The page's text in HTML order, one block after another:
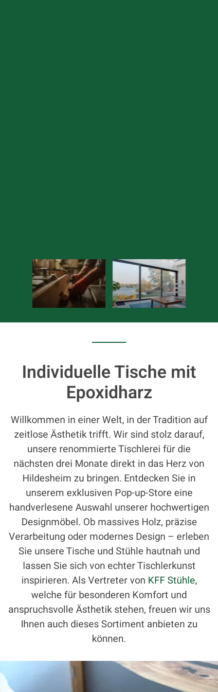
Individuelle Tische mit
Epoxidharz
Willkommen in einer Welt, in der Tradition auf
zeitlose Ästhetik trifft. Wir sind stolz darauf,
unsere renommierte Tischlerei für die
nächsten drei Monate direkt in das Herz von
Hildesheim zu bringen. Entdecken Sie in
unserem exklusiven Pop-up-Store eine
handverlesene Auswahl unserer hochwertigen
Designmöbel. Ob massives Holz, präzise
Verarbeitung oder modernes Design – erleben
Sie unsere Tische und Stühle hautnah und
lassen Sie sich von echter Tischlerkunst
inspirieren. Als Vertreter von KFF Stühle,
welche für besonderen Komfort und
anspruchsvolle Ästhetik stehen, freuen wir uns
Ihnen auch dieses Sortiment anbieten zu
können.